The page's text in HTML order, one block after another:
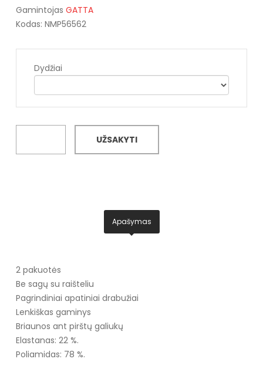
Gamintojas GATTA
Kodas: NMP56562
Dydžiai
UŽSAKYTI
Apašymas
2 pakuotės
Be sagų su raišteliu
Pagrindiniai apatiniai drabužiai
Lenkiškas gaminys
Briaunos ant pirštų galiukų
Elastanas: 22 %.
Poliamidas: 78 %.